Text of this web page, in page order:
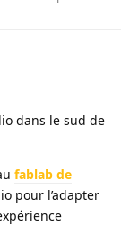
dans le sud de
fablab de
pour l’adapter